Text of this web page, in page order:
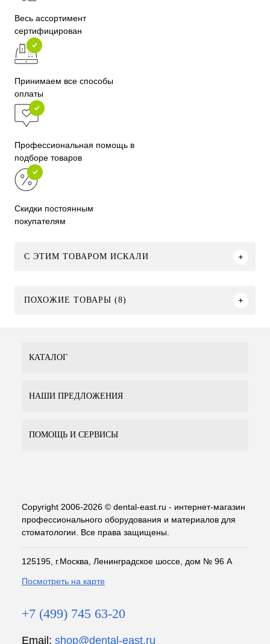
Весь ассортимент
сертифицирован
Принимаем все способы
оплаты
Профессиональная помощь в
подборе товаров
Скидки постоянным
покупателям
C ЭТИМ ТОВАРОМ ИСКАЛИ
ПОХОЖИЕ ТОВАРЫ (8)
КАТАЛОГ
НАШИ ПРЕДЛОЖЕНИЯ
ПОМОЩЬ И СЕРВИСЫ
Copyright 2006-2026 © dental-east.ru - интернет-магазин
профессионального оборудования и материалов для
стоматологии. Все права защищены.
125195, г.Москва, Ленинградское шоссе, дом № 96 А
Посмотреть на карте
+7 (499) 745 63-20
Email: shop@dental-east.ru